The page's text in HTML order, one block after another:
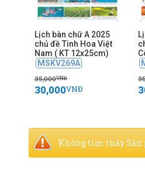
Lịch bàn chữ A 2025
chủ đề Tinh Hoa Việt
Nam ( KT 12x25cm)
MSKV269A
35,000VNĐ
30,000VNĐ
Không tìm thấy Sản